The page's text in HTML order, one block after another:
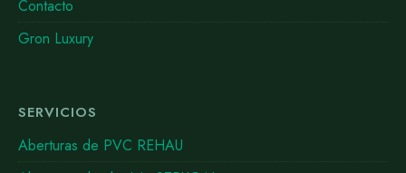
Contacto
Gron Luxury
SERVICIOS
Aberturas de PVC REHAU